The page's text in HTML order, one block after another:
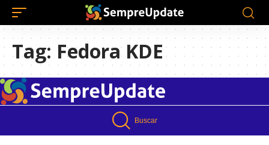
Tag: Fedora KDE
Buscar